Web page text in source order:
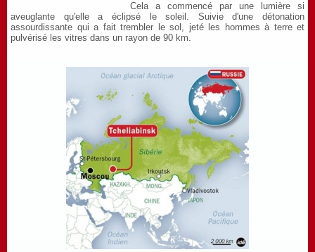
Cela a commencé par une lumière si
aveuglante qu'elle a éclipsé le soleil. Suivie d'une détonation
assourdissante qui a fait trembler le sol, jeté les hommes à terre et
pulvérisé les vitres dans un rayon de 90 km.